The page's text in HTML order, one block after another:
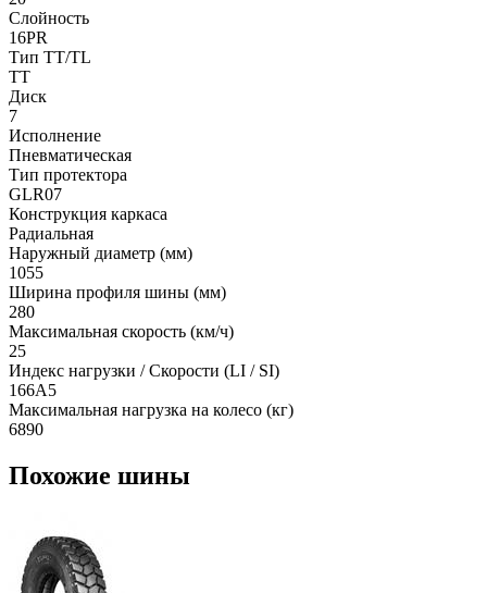
Слойность
16PR
Тип TT/TL
TT
Диск
7
Исполнение
Пневматическая
Тип протектора
GLR07
Конструкция каркаса
Радиальная
Наружный диаметр (мм)
1055
Ширина профиля шины (мм)
280
Максимальная скорость (км/ч)
25
Индекс нагрузки / Скорости (LI / SI)
166A5
Максимальная нагрузка на колесо (кг)
6890
Похожие шины